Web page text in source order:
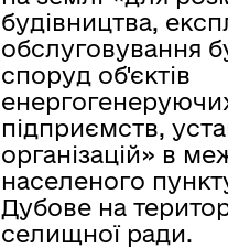
будівництва,
обслуговування
споруд об'єктів
підприємств,
організацій» в
населеного
Дубове на
селищної ради.